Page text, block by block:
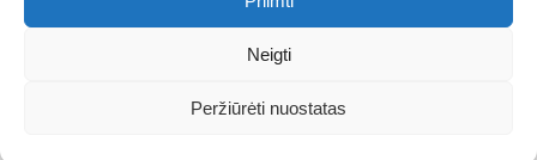
Neigti
Peržiūrėti nuostatas
Marketingo agentūra -Teisinės
-Saulius Narbutas
Regionų naujienos-